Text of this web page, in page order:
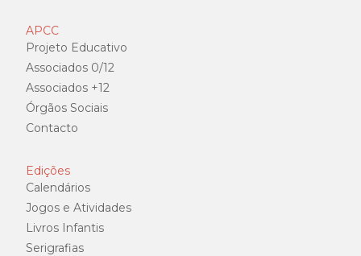
APCC
Projeto Educativo
Associados 0/12
Associados +12
Órgãos Sociais
Contacto
Edições
Calendários
Jogos e Atividades
Livros Infantis
Serigrafias